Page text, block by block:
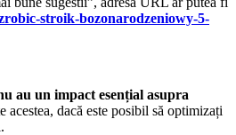
stroik-bozonarodzeniowy-5-
au un impact esențial asupra
acestea, dacă este posibil să optimizați